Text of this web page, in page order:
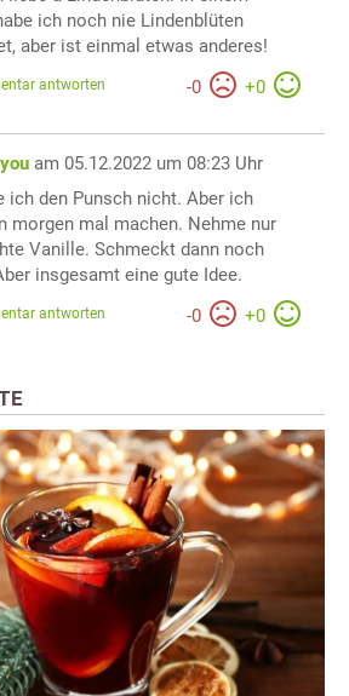
ich noch nie Lindenblüten
aber ist einmal etwas anderes!
-0 +0
antworten
am 05.12.2022 um 08:23 Uhr
ich den Punsch nicht. Aber ich
morgen mal machen. Nehme nur
Vanille. Schmeckt dann noch
insgesamt eine gute Idee.
-0 +0
antworten